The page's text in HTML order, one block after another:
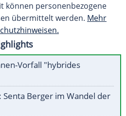
können personenbezogene
übermittelt werden. Mehr
Vorfall "hybrides
Berger im Wandel der